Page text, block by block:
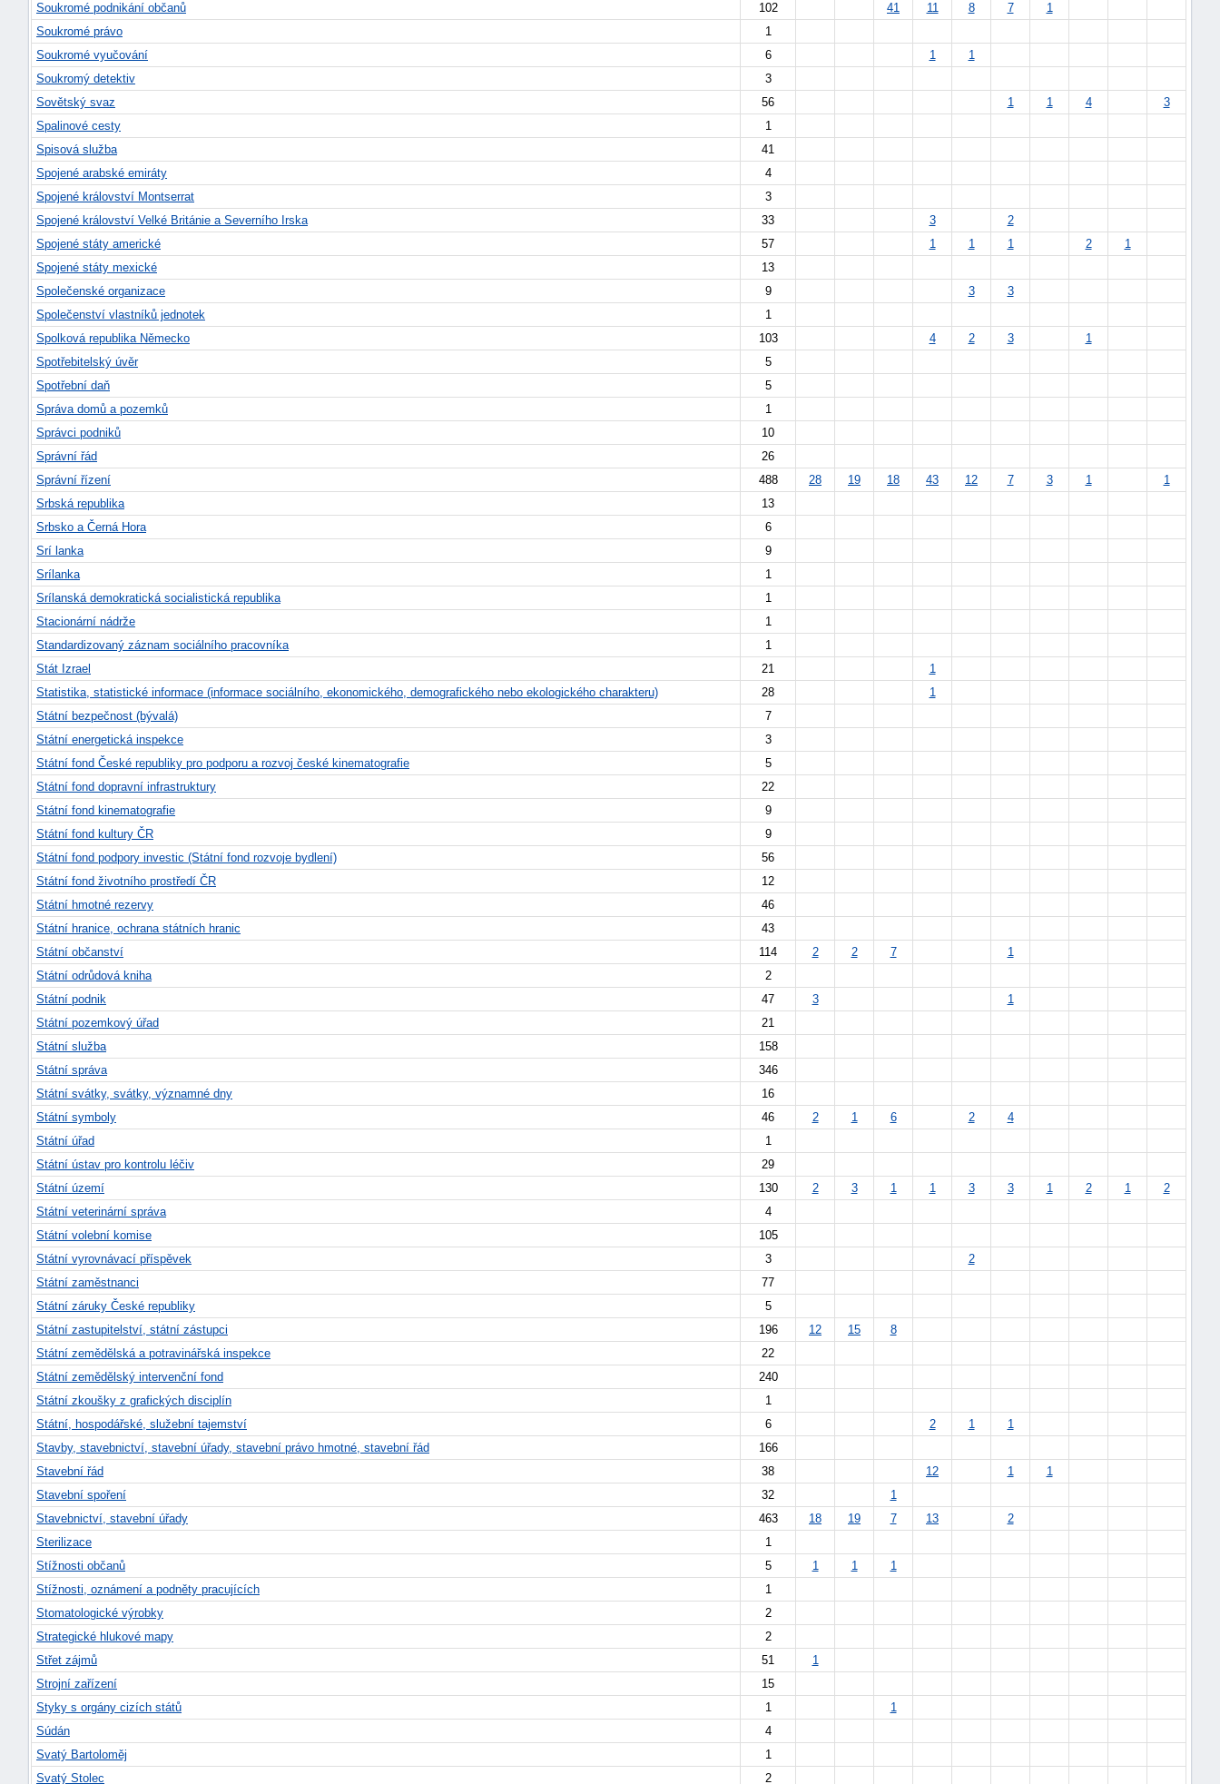
Soukromé podnikání občanů
102 41 11 8 7
1
Soukromé právo
1
Soukromé vyučování
6 1
1
Soukromý detektiv
3
Sovětský svaz
56 1 1 4
3
Spalinové cesty
1
Spisová služba
41
Spojené arabské emiráty
4
Spojené království Montserrat
3
Spojené království Velké Británie a Severního Irska
33 3
2
Spojené státy americké
57 1 1 1 2
1
Spojené státy mexické
13
Společenské organizace
9 3
3
Společenství vlastníků jednotek
1
Spolková republika Německo
103 4 2 3
1
Spotřebitelský úvěr
5
Spotřební daň
5
Správa domů a pozemků
1
Správci podniků
10
Správní řád
26
Správní řízení
488 28 19 18 43 12 7 3 1
1
Srbská republika
13
Srbsko a Černá Hora
6
Srí lanka
9
Srílanka
1
Srílanská demokratická socialistická republika
1
Stacionární nádrže
1
Standardizovaný záznam sociálního pracovníka
1
Stát Izrael
21
1
Statistika, statistické informace (informace sociálního, ekonomického, demografického nebo ekologického charakteru)
28
1
Státní bezpečnost (bývalá)
7
Státní energetická inspekce
3
Státní fond České republiky pro podporu a rozvoj české kinematografie
5
Státní fond dopravní infrastruktury
22
Státní fond kinematografie
9
Státní fond kultury ČR
9
Státní fond podpory investic (Státní fond rozvoje bydlení)
56
Státní fond životního prostředí ČR
12
Státní hmotné rezervy
46
Státní hranice, ochrana státních hranic
43
Státní občanství
114 2 2 7
1
Státní odrůdová kniha
2
Státní podnik
47 3
1
Státní pozemkový úřad
21
Státní služba
158
Státní správa
346
Státní svátky, svátky, významné dny
16
Státní symboly
46 2 1 6 2
4
Státní úřad
1
Státní ústav pro kontrolu léčiv
29
Státní území
130 2 3 1 1 3 3 1 2 1
2
Státní veterinární správa
4
Státní volební komise
105
Státní vyrovnávací příspěvek
3
2
Státní zaměstnanci
77
Státní záruky České republiky
5
Státní zastupitelství, státní zástupci
196 12 15
8
Státní zemědělská a potravinářská inspekce
22
Státní zemědělský intervenční fond
240
Státní zkoušky z grafických disciplín
1
Státní, hospodářské, služební tajemství
6 2 1
1
Stavby, stavebnictví, stavební úřady, stavební právo hmotné, stavební řád
166
Stavební řád
38 12 1
1
Stavební spoření
32
1
Stavebnictví, stavební úřady
463 18 19 7 13
2
Sterilizace
1
Stížnosti občanů
5 1 1
1
Stížnosti, oznámení a podněty pracujících
1
Stomatologické výrobky
2
Strategické hlukové mapy
2
Střet zájmů
51
1
Strojní zařízení
15
Styky s orgány cizích států
1
1
Súdán
4
Svatý Bartoloměj
1
Svatý Stolec
2